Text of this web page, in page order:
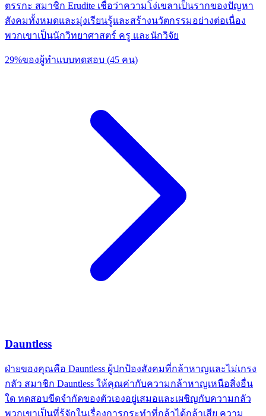
ตรรกะ สมาชิก Erudite เชื่อว่าความโง่เขลาเป็นรากของปัญหา
สังคมทั้งหมดและมุ่งเรียนรู้และสร้างนวัตกรรมอย่างต่อเนื่อง
พวกเขาเป็นนักวิทยาศาสตร์ ครู และนักวิจัย
29%ของผู้ทำแบบทดสอบ (45 คน)
Dauntless
ฝ่ายของคุณคือ Dauntless ผู้ปกป้องสังคมที่กล้าหาญและไม่เกรง
กลัว สมาชิก Dauntless ให้คุณค่ากับความกล้าหาญเหนือสิ่งอื่น
ใด ทดสอบขีดจำกัดของตัวเองอยู่เสมอและเผชิญกับความกลัว
พวกเขาเป็นที่รู้จักในเรื่องการกระทำที่กล้าได้กล้าเสีย ความ